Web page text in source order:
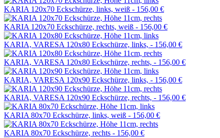
KARIA 120x70 Eckschürze, links, weiß - 156,00 €
KARIA 120x70 Eckschürze, rechts, weiß - 156,00 €
KARIA, VARESA 120x80 Eckschürze, links, - 156,00 €
KARIA, VARESA 120x80 Eckschürze, rechts, - 156,00 €
KARIA, VARESA 120x90 Eckschürze, links, - 156,00 €
KARIA, VARESA 120x90 Eckschürze, rechts, - 156,00 €
KARIA 80x70 Eckschürze, links, weiß - 156,00 €
KARIA 80x70 Eckschürze, rechts - 156,00 €